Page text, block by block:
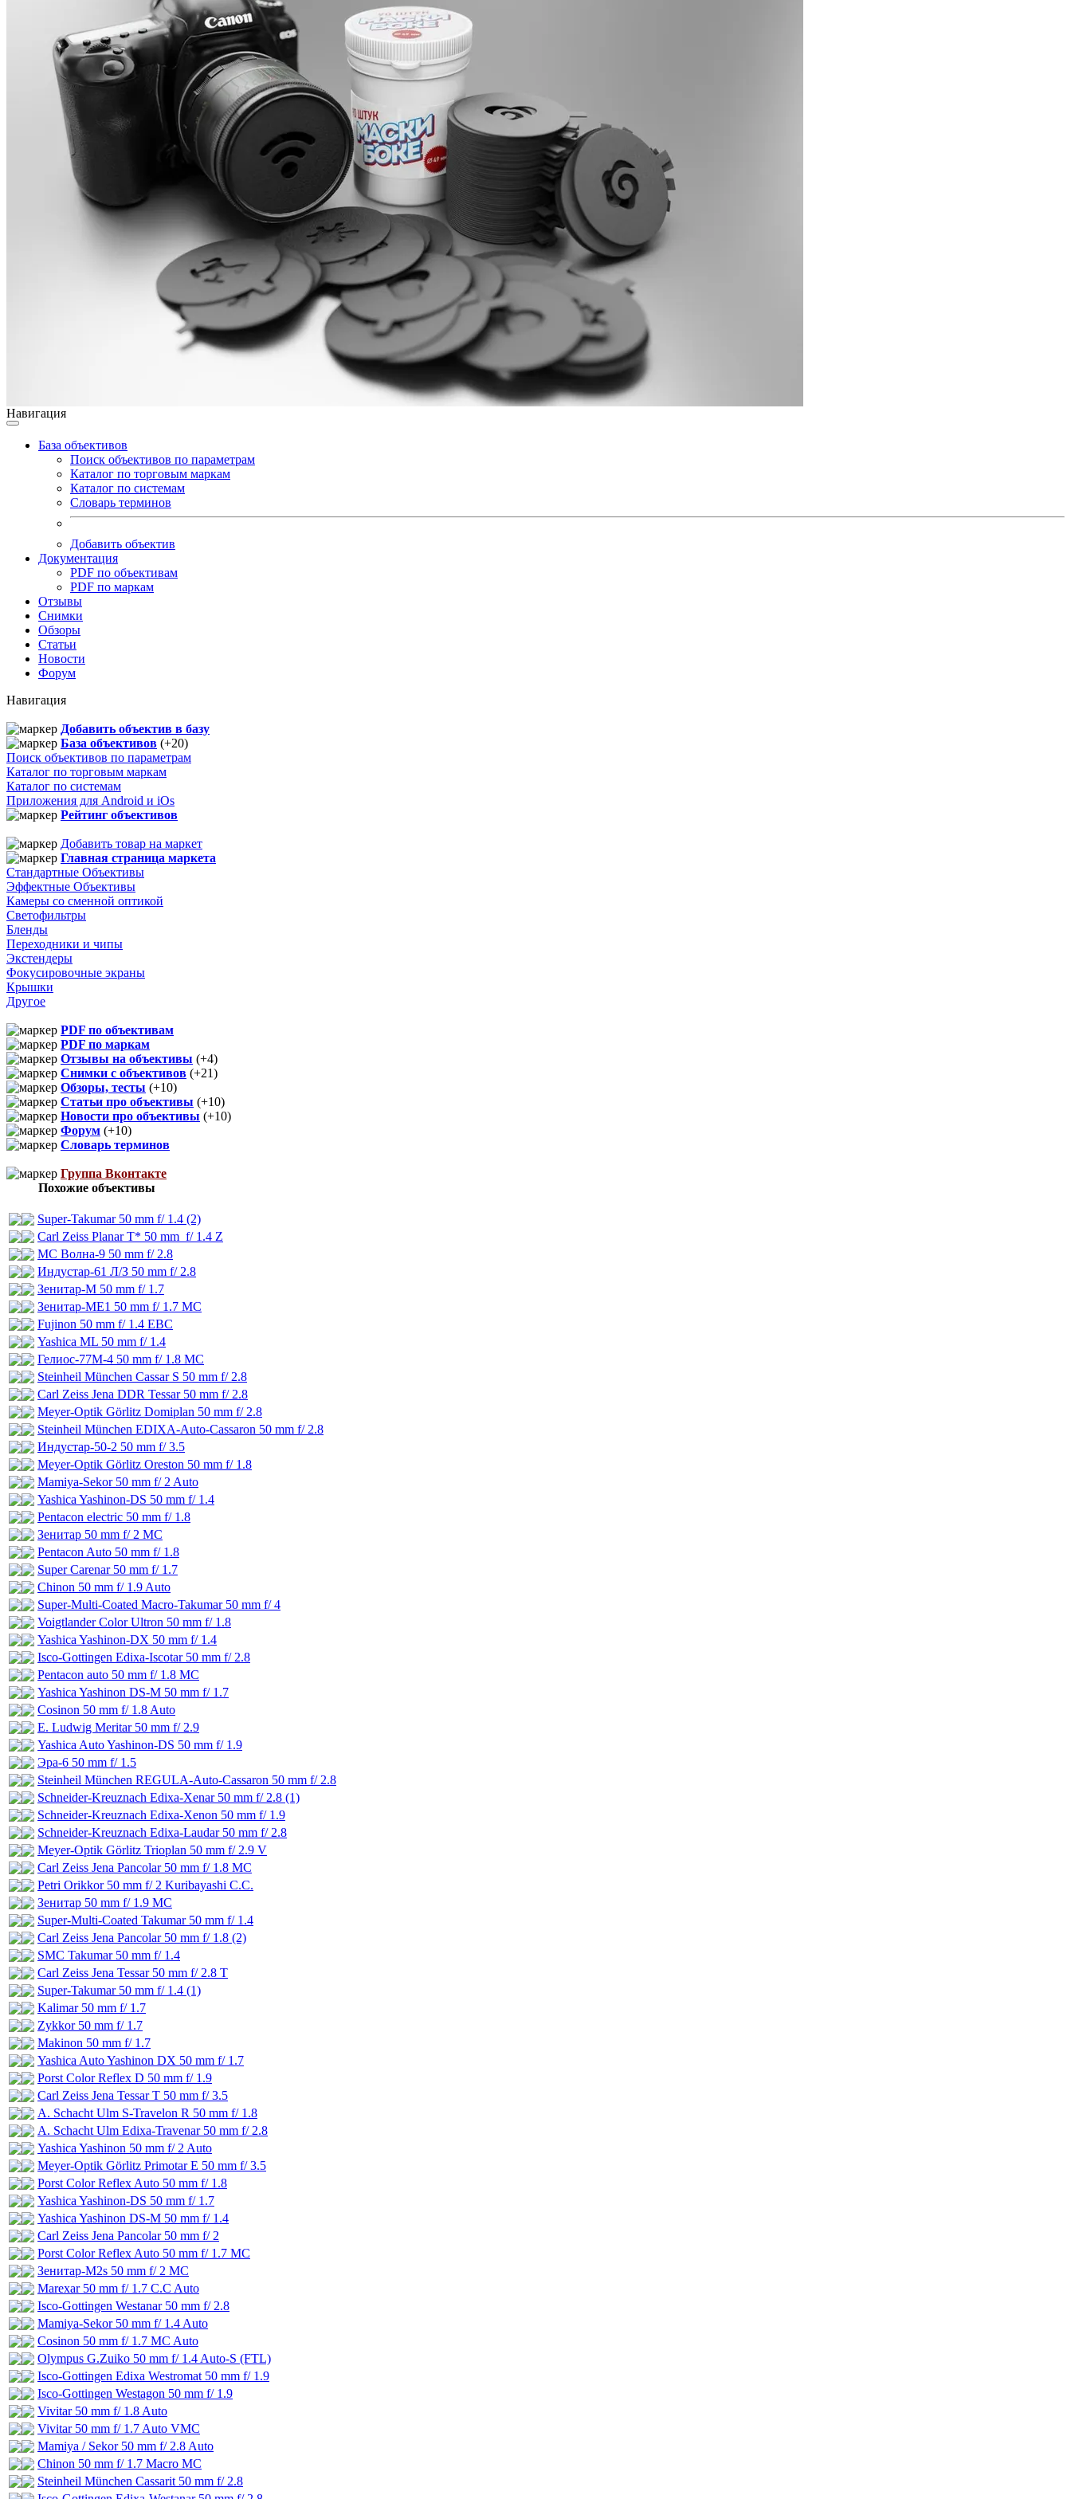
Навигация
База объективов
Поиск объективов по параметрам
Каталог по торговым маркам
Каталог по системам
Словарь терминов
Добавить объектив
Документация
PDF по объективам
PDF по маркам
Отзывы
Снимки
Обзоры
Статьи
Новости
Форум
Навигация
Добавить объектив в базу
База объективов (+20)
Поиск объективов по параметрам
Каталог по торговым маркам
Каталог по системам
Приложения для Android и iOs
Рейтинг объективов
Добавить товар на маркет
Главная страница маркета
Стандартные Объективы
Эффектные Объективы
Камеры со сменной оптикой
Светофильтры
Бленды
Переходники и чипы
Экстендеры
Фокусировочные экраны
Крышки
Другое
PDF по объективам
PDF по маркам
Отзывы на объективы (+4)
Снимки с объективов (+21)
Обзоры, тесты (+10)
Статьи про объективы (+10)
Новости про объективы (+10)
Форум (+10)
Словарь терминов
Группа Вконтакте
Похожие объективы
Super-Takumar 50 mm f/ 1.4 (2)
Carl Zeiss Planar T* 50 mm f/ 1.4 Z
МС Волна-9 50 mm f/ 2.8
Индустар-61 Л/З 50 mm f/ 2.8
Зенитар-М 50 mm f/ 1.7
Зенитар-МЕ1 50 mm f/ 1.7 МС
Fujinon 50 mm f/ 1.4 EBC
Yashica ML 50 mm f/ 1.4
Гелиос-77М-4 50 mm f/ 1.8 МС
Steinheil München Cassar S 50 mm f/ 2.8
Carl Zeiss Jena DDR Tessar 50 mm f/ 2.8
Meyer-Optik Görlitz Domiplan 50 mm f/ 2.8
Steinheil München EDIXA-Auto-Cassaron 50 mm f/ 2.8
Индустар-50-2 50 mm f/ 3.5
Meyer-Optik Görlitz Oreston 50 mm f/ 1.8
Mamiya-Sekor 50 mm f/ 2 Auto
Yashica Yashinon-DS 50 mm f/ 1.4
Pentacon electric 50 mm f/ 1.8
Зенитар 50 mm f/ 2 МС
Pentacon Auto 50 mm f/ 1.8
Super Carenar 50 mm f/ 1.7
Chinon 50 mm f/ 1.9 Auto
Super-Multi-Coated Macro-Takumar 50 mm f/ 4
Voigtlander Color Ultron 50 mm f/ 1.8
Yashica Yashinon-DX 50 mm f/ 1.4
Isco-Gottingen Edixa-Iscotar 50 mm f/ 2.8
Pentacon auto 50 mm f/ 1.8 MC
Yashica Yashinon DS-M 50 mm f/ 1.7
Cosinon 50 mm f/ 1.8 Auto
E. Ludwig Meritar 50 mm f/ 2.9
Yashica Auto Yashinon-DS 50 mm f/ 1.9
Эра-6 50 mm f/ 1.5
Steinheil München REGULA-Auto-Cassaron 50 mm f/ 2.8
Schneider-Kreuznach Edixa-Xenar 50 mm f/ 2.8 (1)
Schneider-Kreuznach Edixa-Xenon 50 mm f/ 1.9
Schneider-Kreuznach Edixa-Laudar 50 mm f/ 2.8
Meyer-Optik Görlitz Trioplan 50 mm f/ 2.9 V
Carl Zeiss Jena Pancolar 50 mm f/ 1.8 MC
Petri Orikkor 50 mm f/ 2 Kuribayashi C.C.
Зенитар 50 mm f/ 1.9 MC
Super-Multi-Coated Takumar 50 mm f/ 1.4
Carl Zeiss Jena Pancolar 50 mm f/ 1.8 (2)
SMC Takumar 50 mm f/ 1.4
Carl Zeiss Jena Tessar 50 mm f/ 2.8 T
Super-Takumar 50 mm f/ 1.4 (1)
Kalimar 50 mm f/ 1.7
Zykkor 50 mm f/ 1.7
Makinon 50 mm f/ 1.7
Yashica Auto Yashinon DX 50 mm f/ 1.7
Porst Color Reflex D 50 mm f/ 1.9
Carl Zeiss Jena Tessar T 50 mm f/ 3.5
A. Schacht Ulm S-Travelon R 50 mm f/ 1.8
A. Schacht Ulm Edixa-Travenar 50 mm f/ 2.8
Yashica Yashinon 50 mm f/ 2 Auto
Meyer-Optik Görlitz Primotar E 50 mm f/ 3.5
Porst Color Reflex Auto 50 mm f/ 1.8
Yashica Yashinon-DS 50 mm f/ 1.7
Yashica Yashinon DS-M 50 mm f/ 1.4
Carl Zeiss Jena Pancolar 50 mm f/ 2
Porst Color Reflex Auto 50 mm f/ 1.7 MC
Зенитар-М2s 50 mm f/ 2 MC
Marexar 50 mm f/ 1.7 C.C Auto
Isco-Gottingen Westanar 50 mm f/ 2.8
Mamiya-Sekor 50 mm f/ 1.4 Auto
Cosinon 50 mm f/ 1.7 MC Auto
Olympus G.Zuiko 50 mm f/ 1.4 Auto-S (FTL)
Isco-Gottingen Edixa Westromat 50 mm f/ 1.9
Isco-Gottingen Westagon 50 mm f/ 1.9
Vivitar 50 mm f/ 1.8 Auto
Vivitar 50 mm f/ 1.7 Auto VMC
Mamiya / Sekor 50 mm f/ 2.8 Auto
Chinon 50 mm f/ 1.7 Macro MC
Steinheil München Cassarit 50 mm f/ 2.8